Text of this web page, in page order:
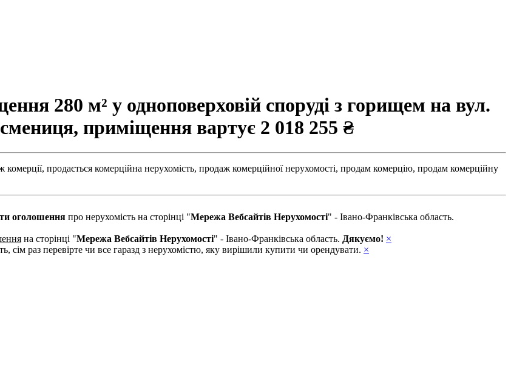
280 м² у одноповерховій споруді з горищем на вул.
приміщення вартує 2 018 255 ₴
комерції, продається комерційна нерухомість, продаж комерційної нерухомості, продам комерцію, продам комерційну
оголошення про нерухомість на сторінці "Мережа Вебсайтів Нерухомості" - Івано-Франківська область.
на сторінці "Мережа Вебсайтів Нерухомості" - Івано-Франківська область. Дякуємо! ×
сім раз перевірте чи все гаразд з нерухомістю, яку вирішили купити чи орендувати. ×